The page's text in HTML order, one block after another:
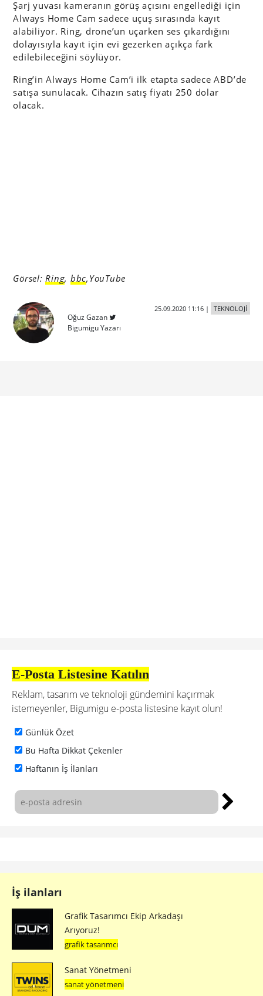
Şarj yuvası kameranın görüş açısını engellediği için
Always Home Cam sadece uçuş sırasında kayıt
alabiliyor. Ring, drone’un uçarken ses çıkardığını
dolayısıyla kayıt için evi gezerken açıkça fark
edilebileceğini söylüyor.
Ring’in Always Home Cam’i ilk etapta sadece ABD’de
satışa sunulacak. Cihazın satış fiyatı 250 dolar
olacak.
Görsel: Ring, bbc,YouTube
Oğuz Gazan
Bigumigu Yazarı
25.09.2020 11:16| TEKNOLOJİ
E-Posta Listesine Katılın
Reklam, tasarım ve teknoloji gündemini kaçırmak
istemeyenler, Bigumigu e-posta listesine kayıt olun!
Günlük Özet
Bu Hafta Dikkat Çekenler
Haftanın İş İlanları
İş ilanları
Grafik Tasarımcı Ekip Arkadaşı
Arıyoruz!
grafik tasarımcı
Sanat Yönetmeni
sanat yönetmeni